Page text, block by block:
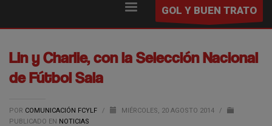
GOL Y BUEN TRATO
Lin y Charlie, con la Selección Nacional
de Fútbol Sala
POR COMUNICACIÓN FCYLF / MIÉRCOLES, 20 AGOSTO 2014
/
PUBLICADO EN NOTICIAS